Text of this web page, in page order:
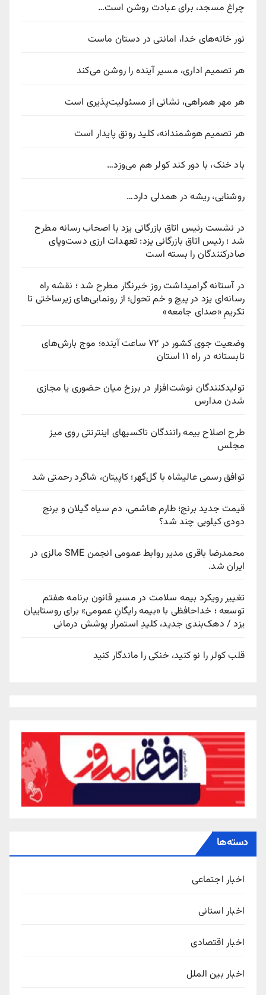
چراغ مسجد، برای عبادت روشن است…
نور خانه‌های خدا، امانتی در دستان ماست
هر تصمیم اداری، مسیر آینده را روشن می‌کند
هر مهر همراهی، نشانی از مسئولیت‌پذیری است
هر تصمیم هوشمندانه، کلید رونق پایدار است
باد خنک، با دور کند کولر هم می‌وزد…
روشنایی، ریشه در همدلی دارد…
در نشست رئیس اتاق بازرگانی یزد با اصحاب رسانه مطرح
شد ؛ رئیس اتاق بازرگانی یزد: تعهدات ارزی دست‌وپای
صادرکنندگان را بسته است
در آستانه گرامیداشت روز خبرنگار مطرح شد ؛ نقشه راه
رسانه‌ای یزد در پیچ‌ و خم تحول؛ از رونمایی‌های زیرساختی تا
تکریمِ «صدای جامعه»
وضعیت جوی کشور در ۷۲ ساعت آینده؛ موج بارش‌های
تابستانه در راه ۱۱ استان
تولیدکنندگان نوشت‌افزار در برزخ میان حضوری یا مجازی
شدن مدارس
طرح اصلاح بیمه رانندگان تاکسیهای اینترنتی روی میز
مجلس
توافق رسمی عالیشاه با گل‌گهر؛ کاپیتان، شاگرد رحمتی شد
قیمت جدید برنج؛ طارم هاشمی، دم سیاه گیلان و برنج
دودی کیلویی چند شد؟
محمدرضا باقری مدیر روابط عمومی انجمن SME مالزی در
ایران شد.
تغییر رویکرد بیمه سلامت در مسیر قانون برنامه هفتم
توسعه ؛ خداحافظی با «بیمه رایگانِ عمومی» برای روستاییان
یزد / دهک‌بندی جدید، کلیدِ استمرار پوشش درمانی
قلب کولر را نو کنید، خنکی را ماندگار کنید
دسته‌ها
اخبار اجتماعی
اخبار استانی
اخبار اقتصادی
اخبار بین الملل